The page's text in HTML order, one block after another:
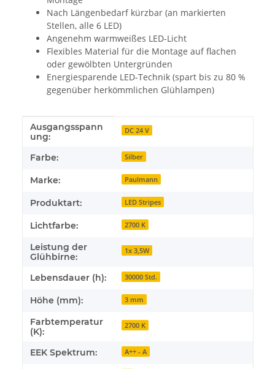
Nach Längenbedarf kürzbar (an markierten
Stellen, alle 6 LED)
Angenehm warmweißes LED-Licht
Flexibles Material für die Montage auf flachen
oder gewölbten Untergründen
Energiesparende LED-Technik (spart bis zu 80 %
gegenüber herkömmlichen Glühlampen)
Produkteigenschaft
Wert
Ausgangsspann
ung:
DC 24 V
Farbe: Silber
Marke: Paulmann
Produktart: LED Stripes
Lichtfarbe: 2700 K
Leistung der
Glühbirne:
1x 3,5W
Lebensdauer (h): 30000 Std.
Höhe (mm): 3 mm
Farbtemperatur
(K):
2700 K
EEK Spektrum: A++ - A